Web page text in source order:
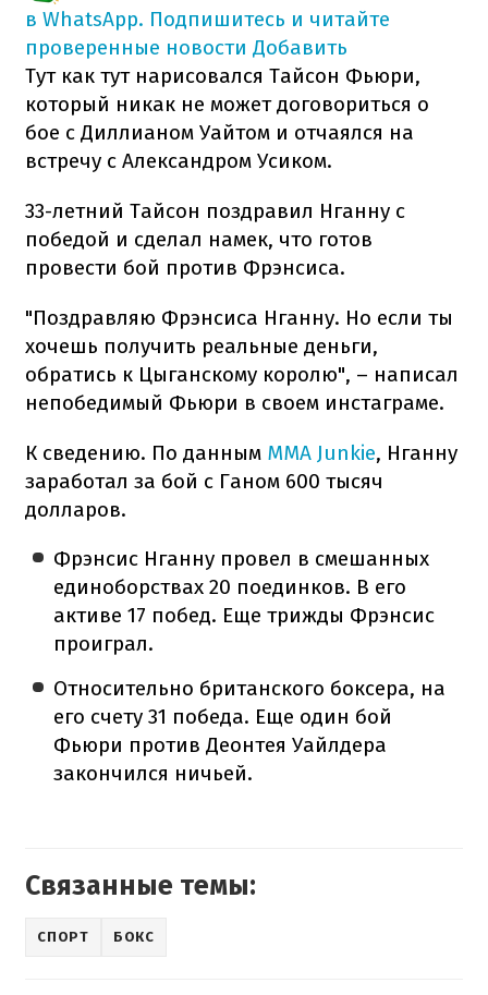
в WhatsApp. Подпишитесь и читайте
проверенные новости Добавить
Тут как тут нарисовался Тайсон Фьюри,
который никак не может договориться о
бое с Диллианом Уайтом и отчаялся на
встречу с Александром Усиком.
33-летний Тайсон поздравил Нганну с
победой и сделал намек, что готов
провести бой против Фрэнсиса.
"Поздравляю Фрэнсиса Нганну. Но если ты
хочешь получить реальные деньги,
обратись к Цыганскому королю", – написал
непобедимый Фьюри в своем инстаграме.
К сведению. По данным MMA Junkie, Нганну
заработал за бой с Ганом 600 тысяч
долларов.
Фрэнсис Нганну провел в смешанных
единоборствах 20 поединков. В его
активе 17 побед. Еще трижды Фрэнсис
проиграл.
Относительно британского боксера, на
его счету 31 победа. Еще один бой
Фьюри против Деонтея Уайлдера
закончился ничьей.
Связанные темы:
СПОРТ БОКС